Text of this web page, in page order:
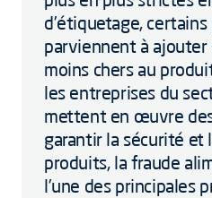
d’étiquetage,
parviennent à
moins chers au
les entreprises du
mettent en œuvre
garantir la sécurité et
produits, la fraude
l’une des principales